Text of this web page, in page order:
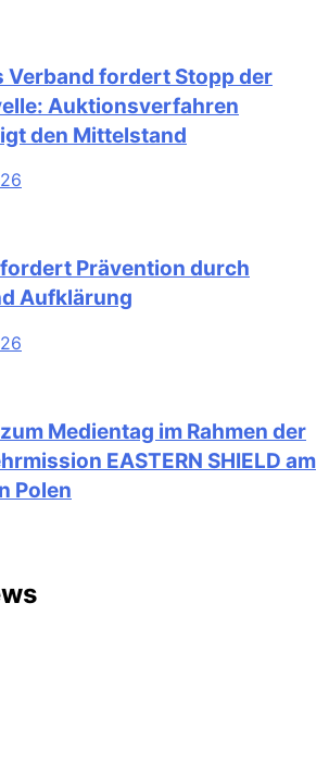
Verband fordert Stopp der
Auktionsverfahren
den Mittelstand
Prävention durch
Aufklärung
Medientag im Rahmen der
EASTERN SHIELD am
Polen